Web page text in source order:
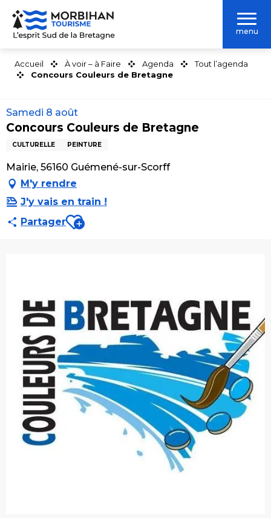
Aller
contenu
menu
Accueil À voir – à Faire Agenda
Tout l’agenda
Concours Couleurs de Bretagne
Samedi 8 août
Concours Couleurs de Bretagne
CULTURELLE PEINTURE
Mairie, 56160 Guémené-sur-Scorff
M'y rendre
J'y vais en train !
PartagerAjouter aux favoris